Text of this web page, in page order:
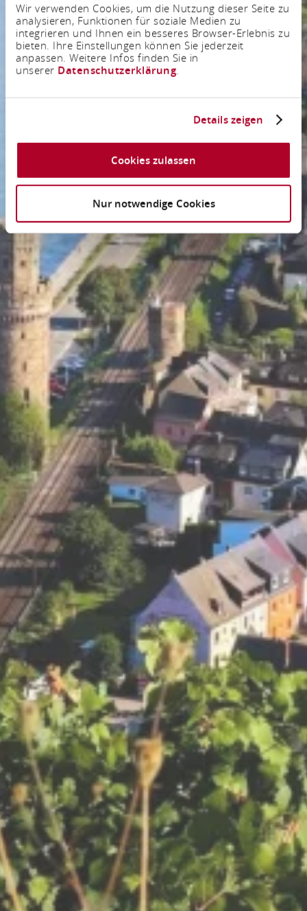
Wir verwenden Cookies, um die Nutzung dieser Seite zu
analysieren, Funktionen für soziale Medien zu
integrieren und Ihnen ein besseres Browser-Erlebnis zu
bieten. Ihre Einstellungen können Sie jederzeit
anpassen. Weitere Infos finden Sie in
unserer Datenschutzerklärung.
Details zeigen
Cookies zulassen
Nur notwendige Cookies